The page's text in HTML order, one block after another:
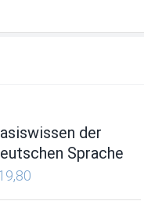
der
Sprache